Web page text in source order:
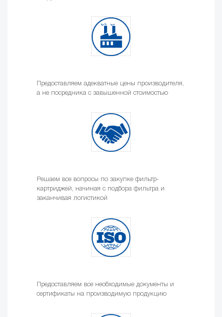
Предоставляем адекватные цены производителя,
а не посредника с завышенной стоимостью
Решаем все вопросы по закупке фильтр-
картриджей, начиная с подбора фильтра и
заканчивая логистикой
Предоставляем все необходимые документы и
сертификаты на производимую продукцию